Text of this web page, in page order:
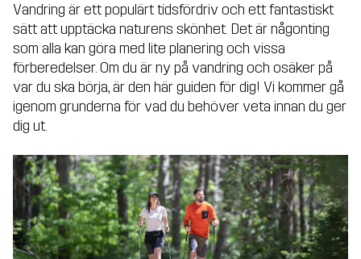
Vandring är ett populärt tidsfördriv och ett fantastiskt
sätt att upptäcka naturens skönhet. Det är någonting
som alla kan göra med lite planering och vissa
förberedelser. Om du är ny på vandring och osäker på
var du ska börja, är den här guiden för dig! Vi kommer gå
igenom grunderna för vad du behöver veta innan du ger
dig ut.